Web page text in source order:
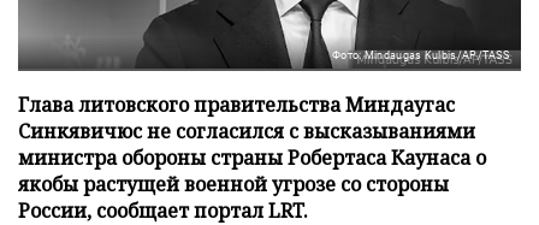
Фото: Mindaugas Kulbis/AP/TASS
Глава литовского правительства Миндаугас
Синкявичюс не согласился с высказываниями
министра обороны страны Робертаса Каунаса о
якобы растущей военной угрозе со стороны
России, сообщает портал LRT.